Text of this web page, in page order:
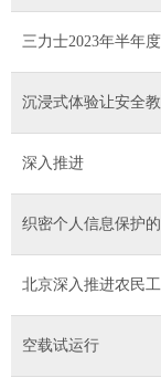
三力士2023年半年
沉浸式体验让安全
深入推进
织密个人信息保护
北京深入推进农民
空载试运行